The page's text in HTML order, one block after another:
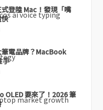
登陸 Mac！發現「嘴
電品牌？MacBook
手
OLED 要來了！2026 筆